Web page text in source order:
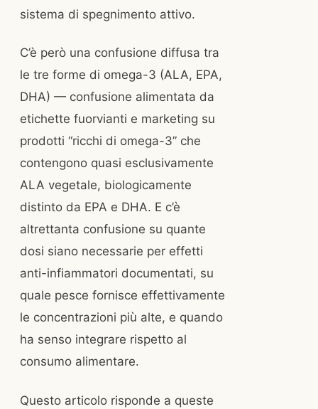
sistema di spegnimento attivo.
C’è però una confusione diffusa tra
le tre forme di omega-3 (ALA, EPA,
DHA) — confusione alimentata da
etichette fuorvianti e marketing su
prodotti “ricchi di omega-3” che
contengono quasi esclusivamente
ALA vegetale, biologicamente
distinto da EPA e DHA. E c’è
altrettanta confusione su quante
dosi siano necessarie per effetti
anti-infiammatori documentati, su
quale pesce fornisce effettivamente
le concentrazioni più alte, e quando
ha senso integrare rispetto al
consumo alimentare.
Questo articolo risponde a queste